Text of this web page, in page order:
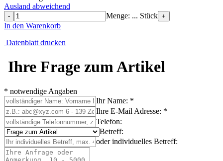
Ausland abweichend
- Menge: ... Stück +
In den Warenkorb
Datenblatt drucken
Ihre Frage zum Artikel
* notwendige Angaben
Ihr Name: *
Ihre E-Mail Adresse: *
Telefon:
Betreff:
oder individuelles Betreff: